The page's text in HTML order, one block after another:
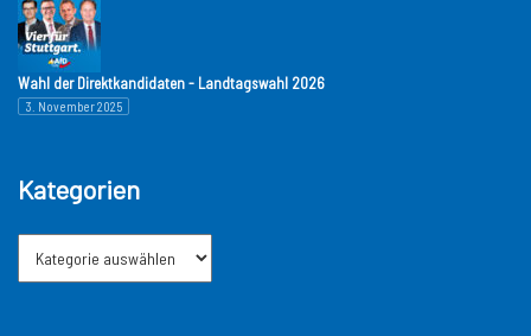
Wahl der Direktkandidaten - Landtagswahl 2026
3. November 2025
Kategorien